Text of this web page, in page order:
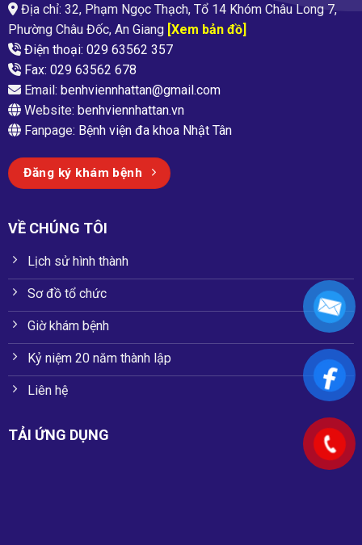
Địa chỉ: 32, Phạm Ngọc Thạch, Tổ 14 Khóm Châu Long 7,
Phường Châu Đốc, An Giang[Xem bản đồ]
Điện thoại: 029 63562 357
Fax: 029 63562 678
Email: benhviennhattan@gmail.com
Website: benhviennhattan.vn
Fanpage: Bệnh viện đa khoa Nhật Tân
Đăng ký khám bệnh
VỀ CHÚNG TÔI
Lịch sử hình thành
Sơ đồ tổ chức
Giờ khám bệnh
Kỷ niệm 20 năm thành lập
Liên hệ
TẢI ỨNG DỤNG